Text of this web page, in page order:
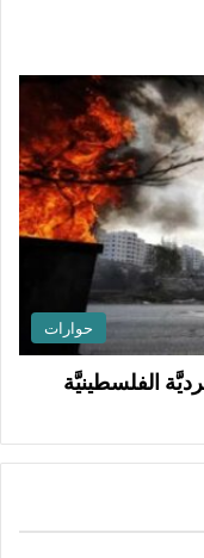
حوارات
الفلسطينيَّة